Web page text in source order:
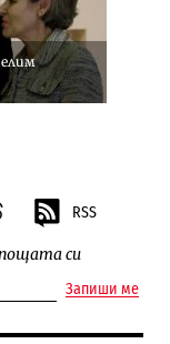
RSS
си
Запиши ме